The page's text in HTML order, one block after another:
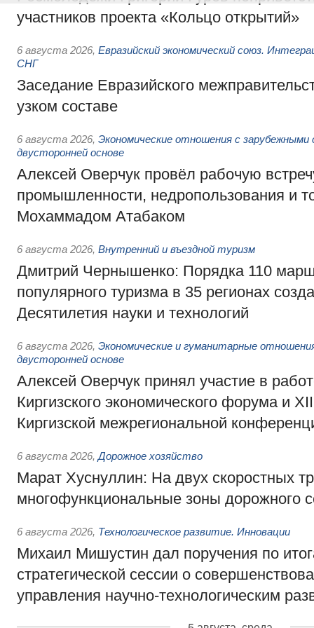
участников проекта «Кольцо открытий»
6 августа 2026, Евразийский экономический союз.
СНГ
Заседание Евразийского
узком составе
6 августа 2026, Экономические отношения с
двусторонней основе
Алексей Оверчук провёл рабочую
промышленности, недропользования и
Мохаммадом Атабаком
6 августа 2026, Внутренний и въездной туризм
Дмитрий Чернышенко: Порядка 110
популярного туризма в 35 регионах
Десятилетия науки и технологий
6 августа 2026, Экономические и гуманитарные
двусторонней основе
Алексей Оверчук принял участие в
Киргизского экономического форума и
Киргизской межрегиональной
6 августа 2026, Дорожное хозяйство
Марат Хуснуллин: На двух скоростных
многофункциональные зоны дорожного
6 августа 2026, Технологическое развитие. Инновации
Михаил Мишустин дал поручения по
стратегической сессии о
управления научно-технологическим